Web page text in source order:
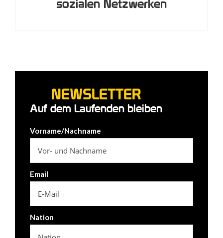
sozialen Netzwerken
NEWSLETTER
Auf dem Laufenden bleiben
Vorname/Nachname
Email
Nation